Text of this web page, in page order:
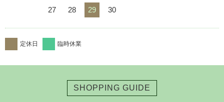
27 28 29 30
定休日 臨時休業
SHOPPING GUIDE